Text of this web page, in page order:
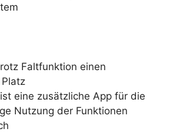
Faltfunktion einen
eine zusätzliche App für die
Nutzung der Funktionen